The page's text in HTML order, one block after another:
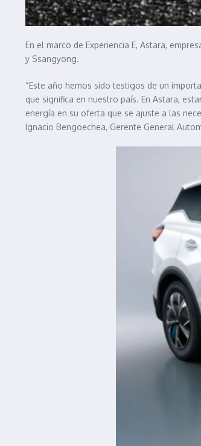
En el marco de Experiencia E, Astara,
y Ssangyong.
“Este año hemos sido testigos de un
que significa en nuestro país. En Astara,
energía en su oferta que se ajuste a las
Ignacio Bengoechea, Gerente General